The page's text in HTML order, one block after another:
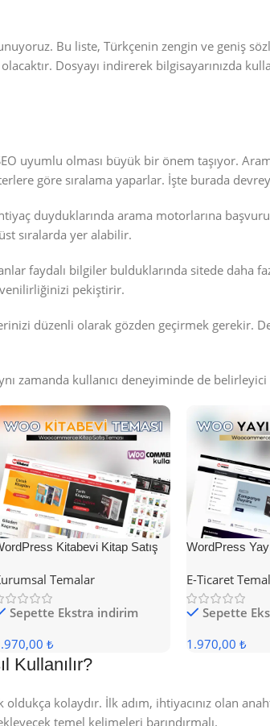
Bu liste, Türkçenin zengin ve geniş
Dosyayı indirerek bilgisayarınızda
uyumlu olması büyük bir önem taşıyor.
göre sıralama yaparlar. İşte burada
duyduklarında arama motorlarına
sıralarda yer alabilir.
faydalı bilgiler bulduklarında sitede daha
pekiştirir.
düzenli olarak gözden geçirmek gerekir.
zamanda kullanıcı deneyiminde de
Kitabevi Kitap Satış
Temalar
Sepette Ekstra indirim
₺
WordPress
E-Ticaret
Sepette
1.970,00 ₺
Kullanılır?
kolaydır. İlk adım, ihtiyacınız olan
temel kelimeleri barındırmalı.